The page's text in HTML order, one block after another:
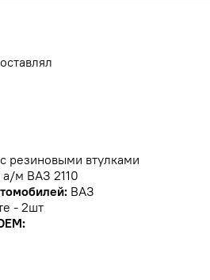
резиновыми втулками
м ВАЗ 2110
ВАЗ
- 2шт